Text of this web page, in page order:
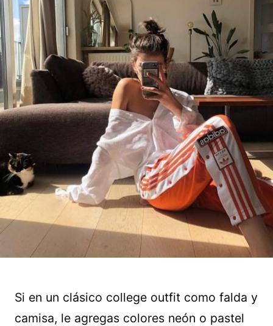
Si en un clásico college outfit como falda y
camisa, le agregas colores neón o pastel